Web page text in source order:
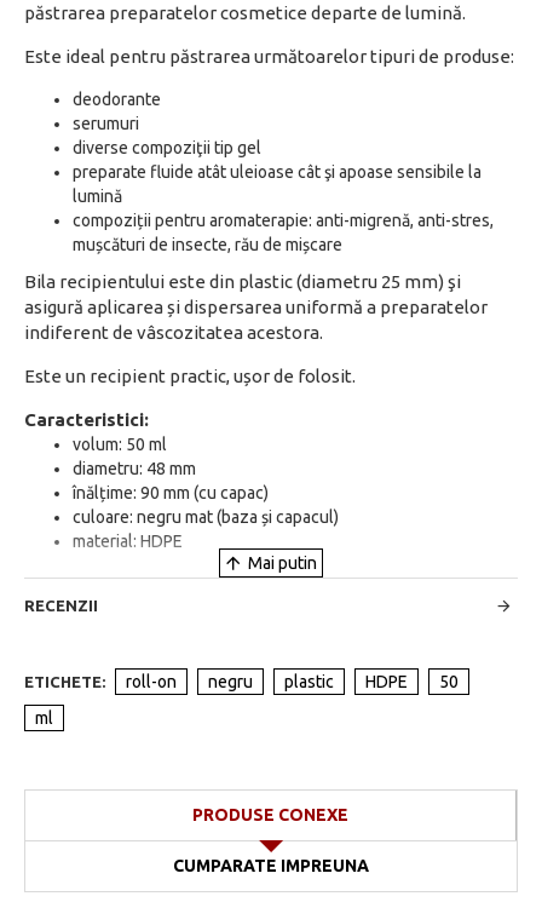
păstrarea preparatelor cosmetice departe de lumină.
Este ideal pentru păstrarea următoarelor tipuri de produse:
deodorante
serumuri
diverse compoziţii tip gel
preparate fluide atât uleioase cât şi apoase sensibile la
lumină
compoziții pentru aromaterapie: anti-migrenă, anti-stres,
mușcături de insecte, rău de mișcare
Bila recipientului este din plastic (diametru 25 mm) şi
asigură aplicarea și dispersarea uniformă a preparatelor
indiferent de vâscozitatea acestora.
Este un recipient practic, ușor de folosit.
Caracteristici:
volum: 50 ml
diametru: 48 mm
înălțime: 90 mm (cu capac)
culoare: negru mat (baza și capacul)
material: HDPE
RECENZII
ETICHETE: roll-on negru plastic HDPE
50
ml
PRODUSE CONEXE
CUMPARATE IMPREUNA